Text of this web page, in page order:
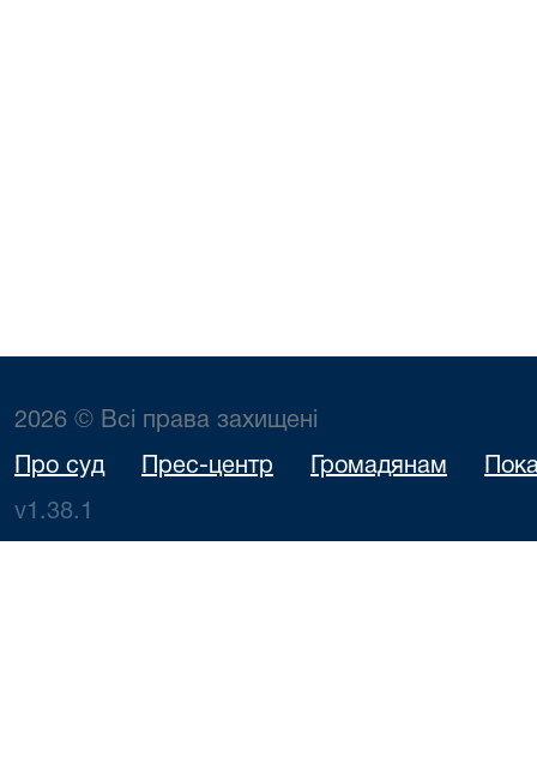
2026 © Всі права захищені
Про суд Прес-центр Громадянам
v1.38.1